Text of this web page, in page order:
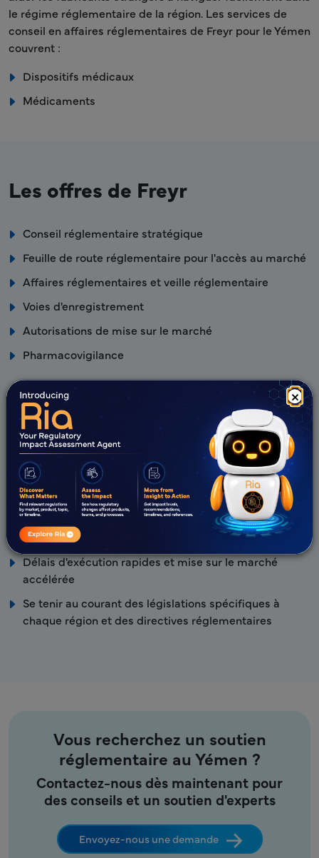
×
le régime réglementaire de la région. Les services de
conseil en affaires réglementaires de Freyr pour le Yémen
couvrent :
Dispositifs médicaux
Médicaments
Les offres de Freyr
Conseil réglementaire stratégique
Feuille de route réglementaire pour l'accès au marché
Affaires réglementaires et veille réglementaire
Voies d'enregistrement
Autorisations de mise sur le marché
Pharmacovigilance
Avantages Freyr
Base de connaissances réglementaires locales
stratégique et approfondie – avec l'Agence d'État des
médicaments
Équipe réglementaire experte avec une expertise
mondiale avérée en RA
Approche proactive et collaborative
Délais d'exécution rapides et mise sur le marché
accélérée
Se tenir au courant des législations spécifiques à
chaque région et des directives réglementaires
Vous recherchez un soutien
réglementaire au Yémen ?
Contactez-nous dès maintenant pour
des conseils et un soutien d'experts
Envoyez-nous une demande